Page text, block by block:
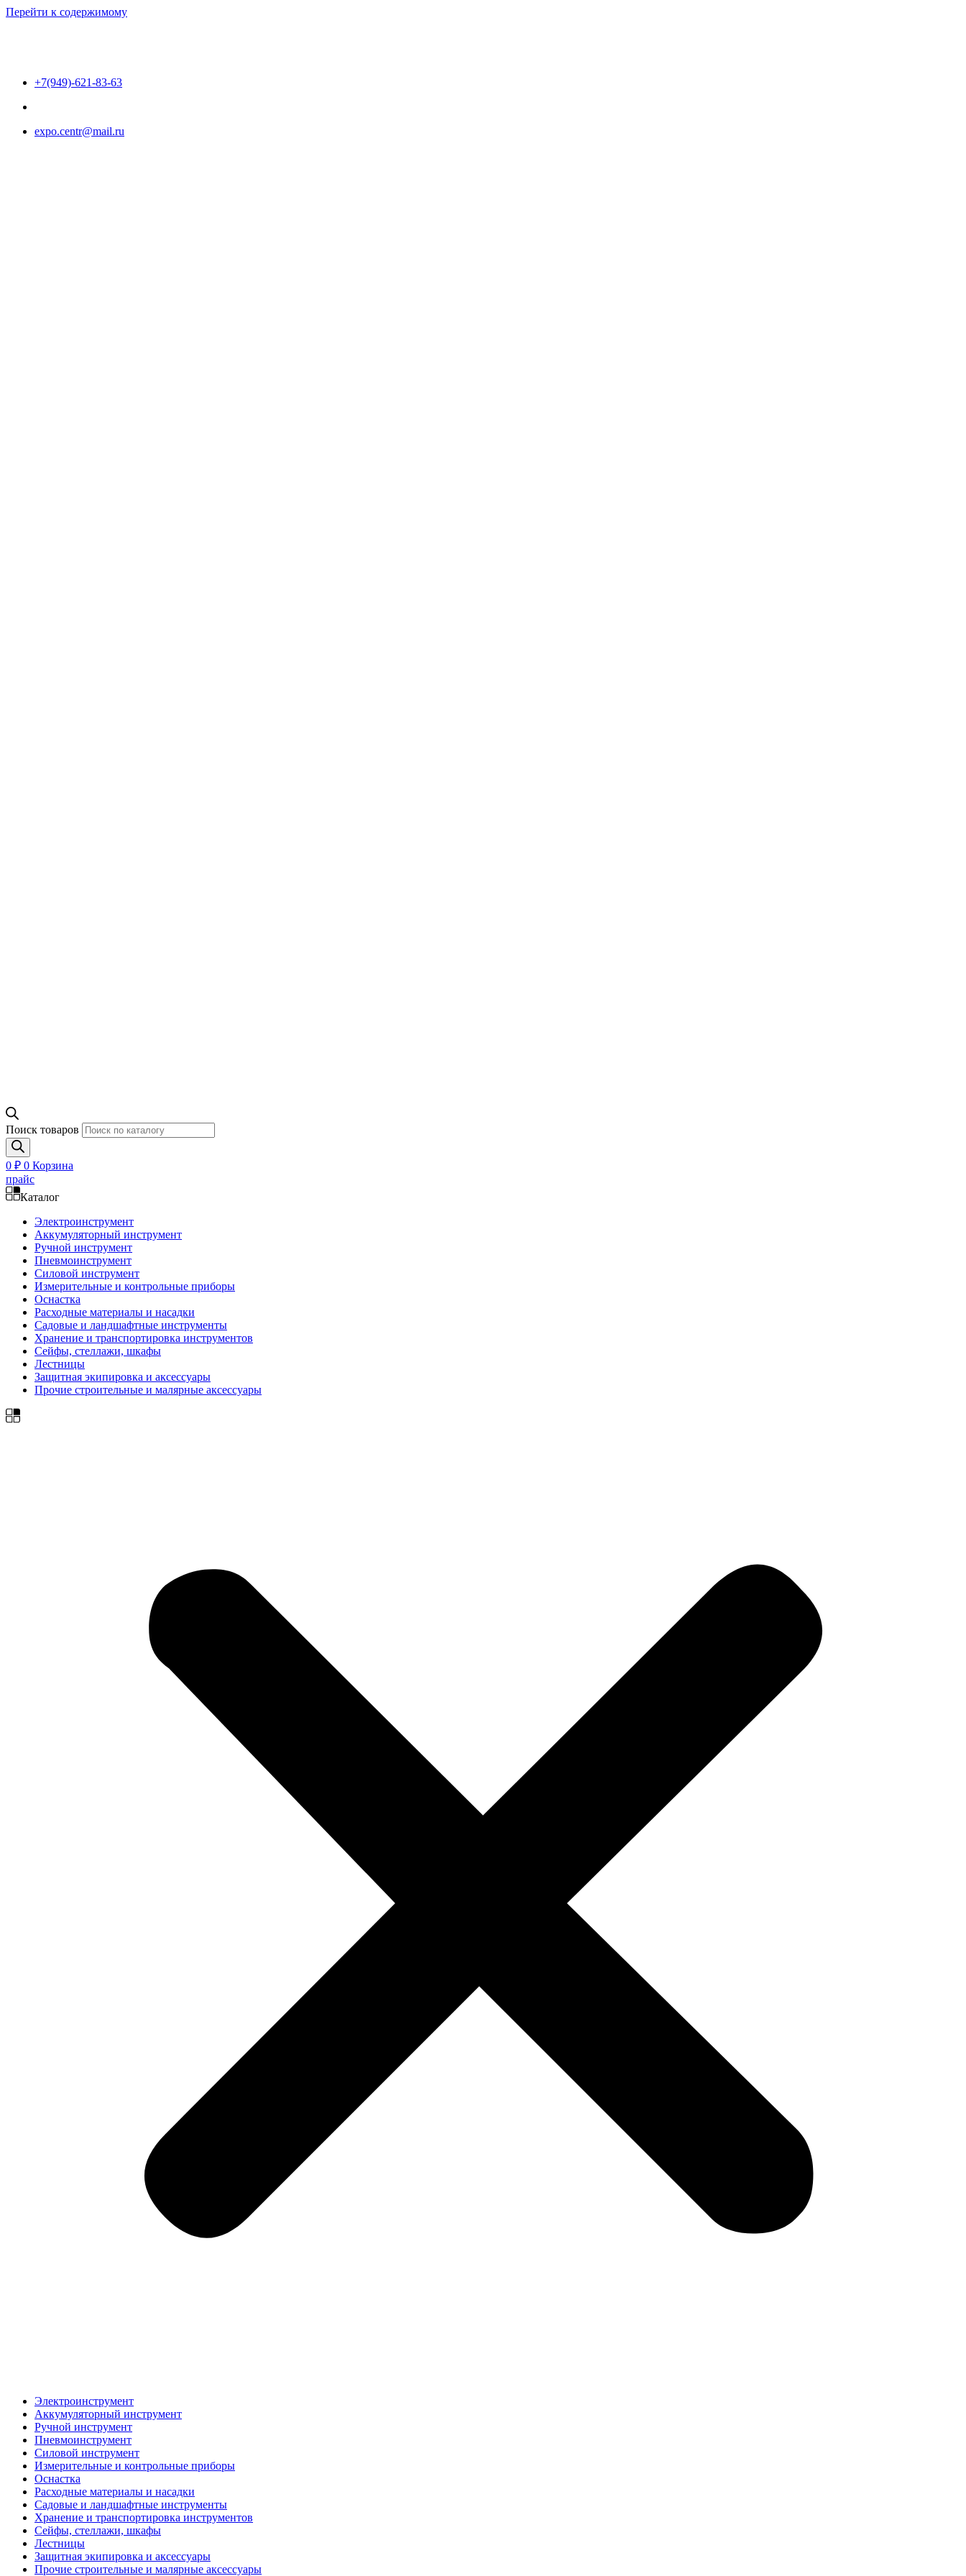
Перейти к содержимому
+7(949)-621-83-63
expo.centr@mail.ru
Поиск товаров
0 ₽ 0 Корзина
прайс
Каталог
Электроинструмент
Аккумуляторный инструмент
Ручной инструмент
Пневмоинструмент
Силовой инструмент
Измерительные и контрольные приборы
Оснастка
Расходные материалы и насадки
Садовые и ландшафтные инструменты
Хранение и транспортировка инструментов
Сейфы, стеллажи, шкафы
Лестницы
Защитная экипировка и аксессуары
Прочие строительные и малярные аксессуары
Электроинструмент
Аккумуляторный инструмент
Ручной инструмент
Пневмоинструмент
Силовой инструмент
Измерительные и контрольные приборы
Оснастка
Расходные материалы и насадки
Садовые и ландшафтные инструменты
Хранение и транспортировка инструментов
Сейфы, стеллажи, шкафы
Лестницы
Защитная экипировка и аксессуары
Прочие строительные и малярные аксессуары